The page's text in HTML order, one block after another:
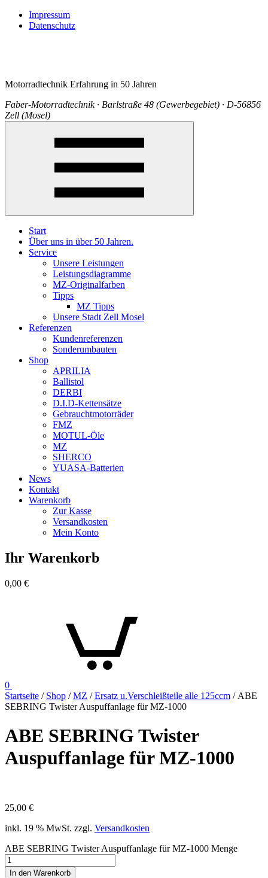
Impressum
Datenschutz
Motorradtechnik Erfahrung in 50 Jahren
Faber-Motorradtechnik · Barlstraße 48 (Gewerbegebiet) · D-56856
Zell (Mosel)
Start
Über uns in über 50 Jahren.
Service
Unsere Leistungen
Leistungsdiagramme
MZ-Originalfarben
Tipps
MZ Tipps
Unsere Stadt Zell Mosel
Referenzen
Kundenreferenzen
Sonderumbauten
Shop
APRILIA
Ballistol
DERBI
D.I.D-Kettensätze
Gebrauchtmotorräder
FMZ
MOTUL-Öle
MZ
SHERCO
YUASA-Batterien
News
Kontakt
Warenkorb
Zur Kasse
Versandkosten
Mein Konto
Ihr Warenkorb
0,00 €
0
Startseite / Shop /MZ /Ersatz u.Verschleißteile alle 125ccm / ABE
SEBRING Twister Auspuffanlage für MZ-1000
ABE SEBRING Twister
Auspuffanlage für MZ-1000
25,00 €
inkl. 19 % MwSt. zzgl. Versandkosten
ABE SEBRING Twister Auspuffanlage für MZ-1000 Menge
In den Warenkorb